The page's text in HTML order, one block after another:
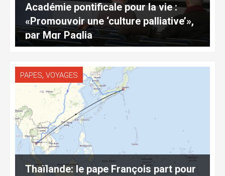
Académie pontificale pour la vie :
«Promouvoir une ‘culture palliative’»,
par Mgr Paglia
PAPES, VOYAGES
Thaïlande: le pape François part pour